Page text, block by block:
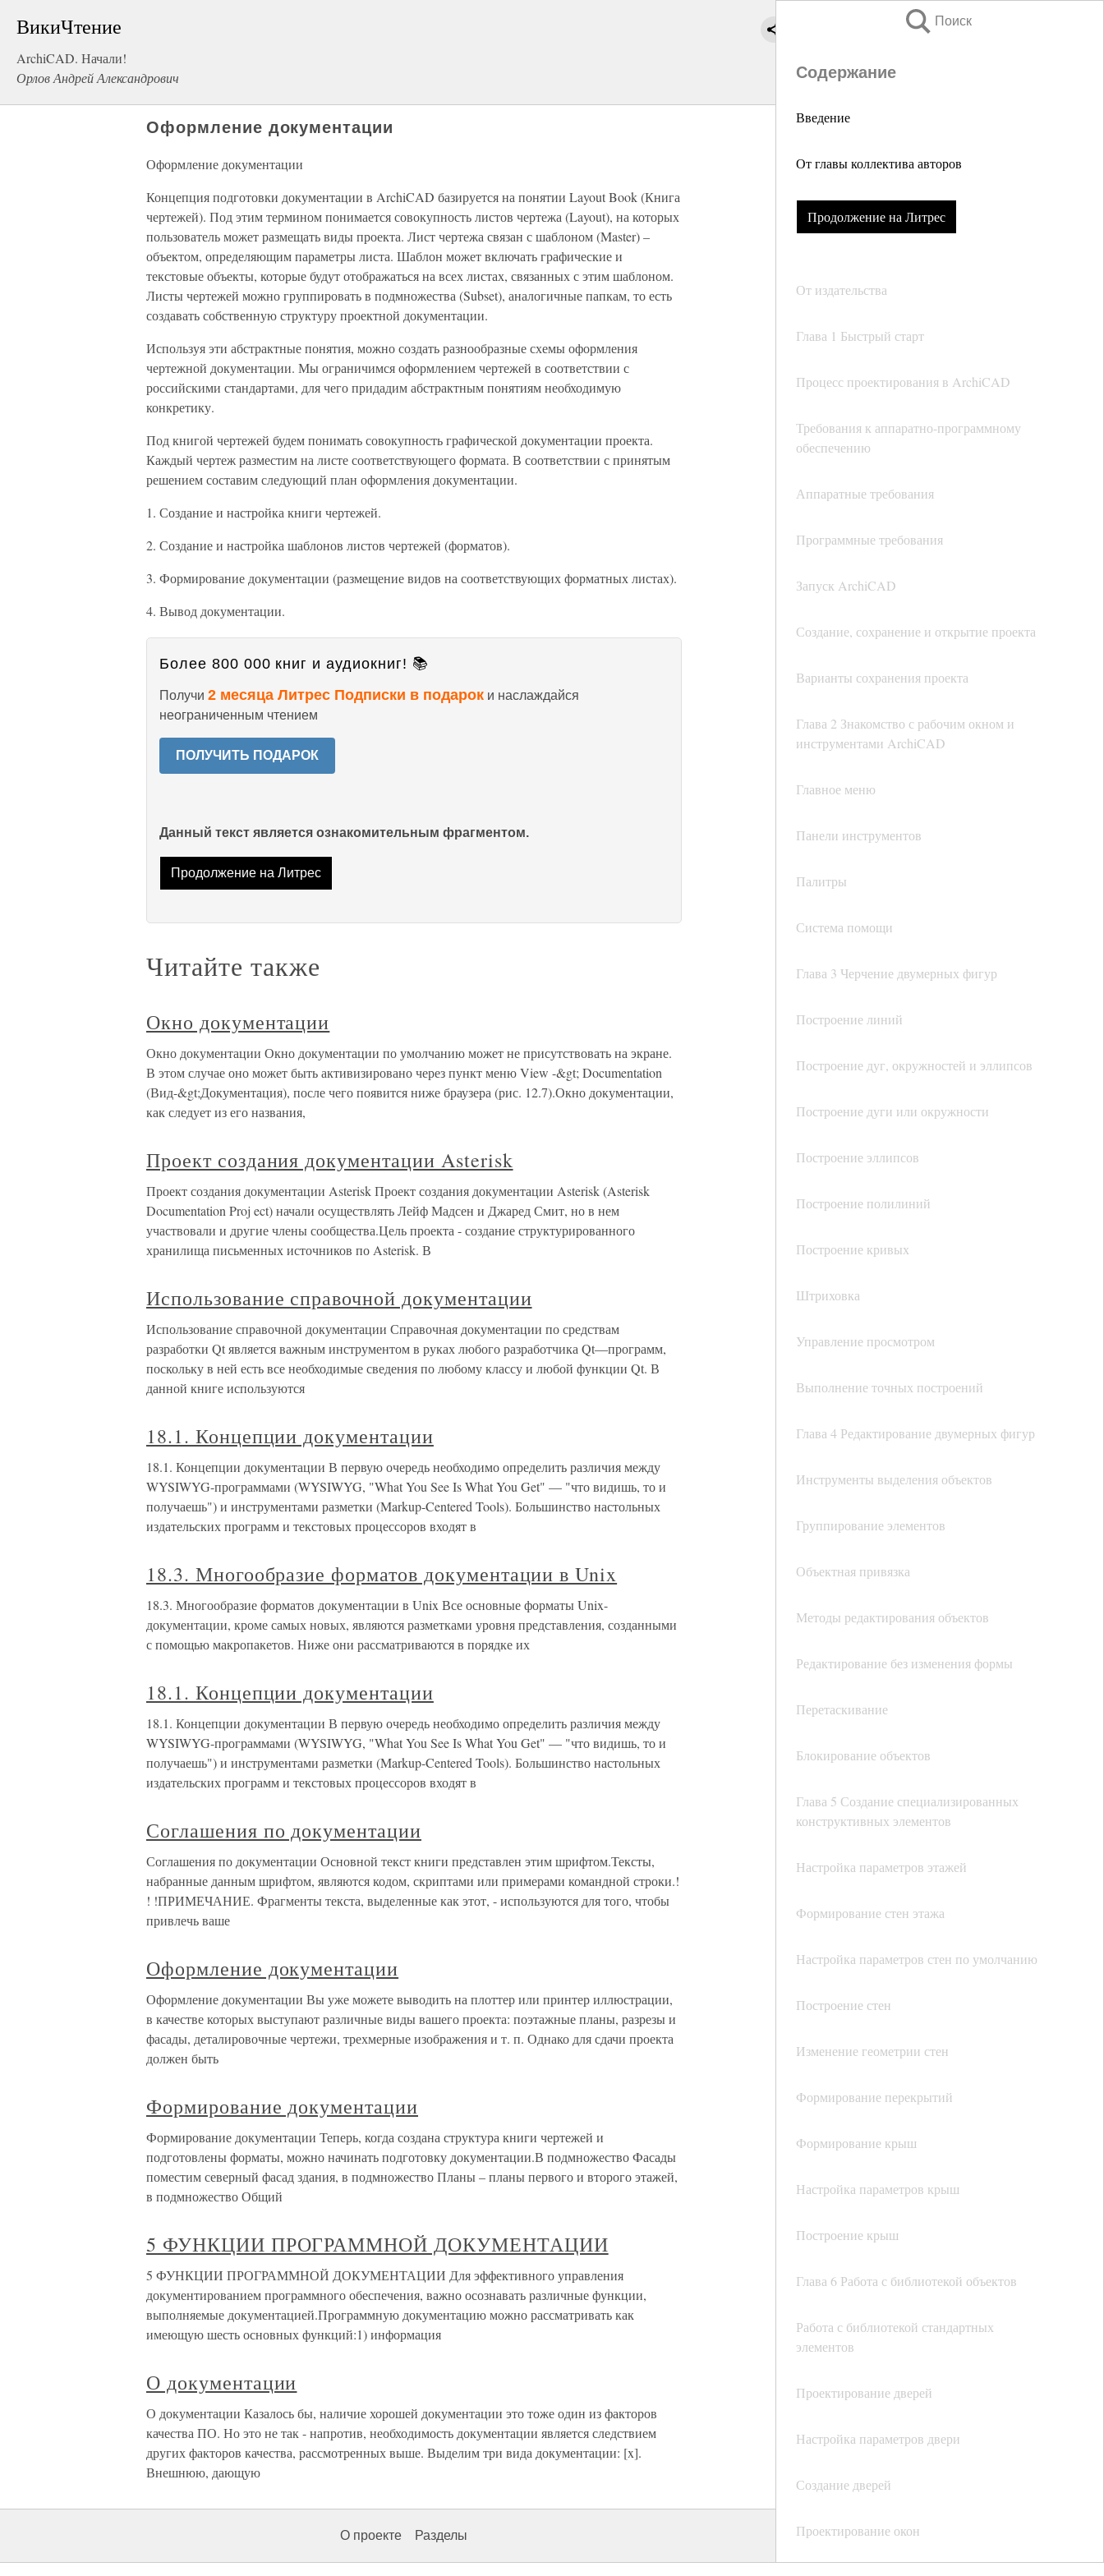
ВикиЧтение
ArchiCAD. Начали!
Орлов Андрей Александрович
Поиск
Содержание
Введение
От главы коллектива авторов
Продолжение на Литрес
От издательства
Глава 1 Быстрый старт
Процесс проектирования в ArchiCAD
Требования к аппаратно-программному
обеспечению
Аппаратные требования
Программные требования
Запуск ArchiCAD
Создание, сохранение и открытие проекта
Варианты сохранения проекта
Глава 2 Знакомство с рабочим окном и
инструментами ArchiCAD
Главное меню
Панели инструментов
Палитры
Система помощи
Глава 3 Черчение двумерных фигур
Построение линий
Построение дуг, окружностей и эллипсов
Построение дуги или окружности
Построение эллипсов
Построение полилиний
Построение кривых
Штриховка
Управление просмотром
Выполнение точных построений
Глава 4 Редактирование двумерных фигур
Инструменты выделения объектов
Группирование элементов
Объектная привязка
Методы редактирования объектов
Редактирование без изменения формы
Перетаскивание
Блокирование объектов
Глава 5 Создание специализированных
конструктивных элементов
Настройка параметров этажей
Формирование стен этажа
Настройка параметров стен по умолчанию
Построение стен
Изменение геометрии стен
Формирование перекрытий
Формирование крыш
Настройка параметров крыш
Построение крыш
Глава 6 Работа с библиотекой объектов
Работа с библиотекой стандартных
элементов
Проектирование дверей
Настройка параметров двери
Создание дверей
Проектирование окон
Оформление документации
Оформление документации
Концепция подготовки документации в ArchiCAD базируется на понятии Layout Book (Книга
чертежей). Под этим термином понимается совокупность листов чертежа (Layout), на которых
пользователь может размещать виды проекта. Лист чертежа связан с шаблоном (Master) –
объектом, определяющим параметры листа. Шаблон может включать графические и
текстовые объекты, которые будут отображаться на всех листах, связанных с этим шаблоном.
Листы чертежей можно группировать в подмножества (Subset), аналогичные папкам, то есть
создавать собственную структуру проектной документации.
Используя эти абстрактные понятия, можно создать разнообразные схемы оформления
чертежной документации. Мы ограничимся оформлением чертежей в соответствии с
российскими стандартами, для чего придадим абстрактным понятиям необходимую
конкретику.
Под книгой чертежей будем понимать совокупность графической документации проекта.
Каждый чертеж разместим на листе соответствующего формата. В соответствии с принятым
решением составим следующий план оформления документации.
1. Создание и настройка книги чертежей.
2. Создание и настройка шаблонов листов чертежей (форматов).
3. Формирование документации (размещение видов на соответствующих форматных листах).
4. Вывод документации.
Более 800 000 книг и аудиокниг! 📚
Получи 2 месяца Литрес Подписки в подарок и наслаждайся
неограниченным чтением
ПОЛУЧИТЬ ПОДАРОК
Данный текст является ознакомительным фрагментом.
Продолжение на Литрес
Читайте также
Окно документации
Окно документации Окно документации по умолчанию может не присутствовать на экране.
В этом случае оно может быть активизировано через пункт меню View -&gt; Documentation
(Вид-&gt;Документация), после чего появится ниже браузера (рис. 12.7).Окно документации,
как следует из его названия,
Проект создания документации Asterisk
Проект создания документации Asterisk Проект создания документации Asterisk (Asterisk
Documentation Proj ect) начали осуществлять Лейф Мадсен и Джаред Смит, но в нем
участвовали и другие члены сообщества.Цель проекта - создание структурированного
хранилища письменных источников по Asterisk. В
Использование справочной документации
Использование справочной документации Справочная документации по средствам
разработки Qt является важным инструментом в руках любого разработчика Qt—программ,
поскольку в ней есть все необходимые сведения по любому классу и любой функции Qt. В
данной книге используются
18.1. Концепции документации
18.1. Концепции документации В первую очередь необходимо определить различия между
WYSIWYG-программами (WYSIWYG, "What You See Is What You Get" — "что видишь, то и
получаешь") и инструментами разметки (Markup-Centered Tools). Большинство настольных
издательских программ и текстовых процессоров входят в
18.3. Многообразие форматов документации в Unix
18.3. Многообразие форматов документации в Unix Все основные форматы Unix-
документации, кроме самых новых, являются разметками уровня представления, созданными
с помощью макропакетов. Ниже они рассматриваются в порядке их
18.1. Концепции документации
18.1. Концепции документации В первую очередь необходимо определить различия между
WYSIWYG-программами (WYSIWYG, "What You See Is What You Get" — "что видишь, то и
получаешь") и инструментами разметки (Markup-Centered Tools). Большинство настольных
издательских программ и текстовых процессоров входят в
Соглашения по документации
Соглашения по документации Основной текст книги представлен этим шрифтом.Тексты,
набранные данным шрифтом, являются кодом, скриптами или примерами командной строки.!
! !ПРИМЕЧАНИЕ. Фрагменты текста, выделенные как этот, - используются для того, чтобы
привлечь ваше
Оформление документации
Оформление документации Вы уже можете выводить на плоттер или принтер иллюстрации,
в качестве которых выступают различные виды вашего проекта: поэтажные планы, разрезы и
фасады, деталировочные чертежи, трехмерные изображения и т. п. Однако для сдачи проекта
должен быть
Формирование документации
Формирование документации Теперь, когда создана структура книги чертежей и
подготовлены форматы, можно начинать подготовку документации.В подмножество Фасады
поместим северный фасад здания, в подмножество Планы – планы первого и второго этажей,
в подмножество Общий
5 ФУНКЦИИ ПРОГРАММНОЙ ДОКУМЕНТАЦИИ
5 ФУНКЦИИ ПРОГРАММНОЙ ДОКУМЕНТАЦИИ Для эффективного управления
документированием программного обеспечения, важно осознавать различные функции,
выполняемые документацией.Программную документацию можно рассматривать как
имеющую шесть основных функций:1) информация
О документации
О документации Казалось бы, наличие хорошей документации это тоже один из факторов
качества ПО. Но это не так - напротив, необходимость документации является следствием
других факторов качества, рассмотренных выше. Выделим три вида документации: [x].
Внешнюю, дающую
О проекте Разделы